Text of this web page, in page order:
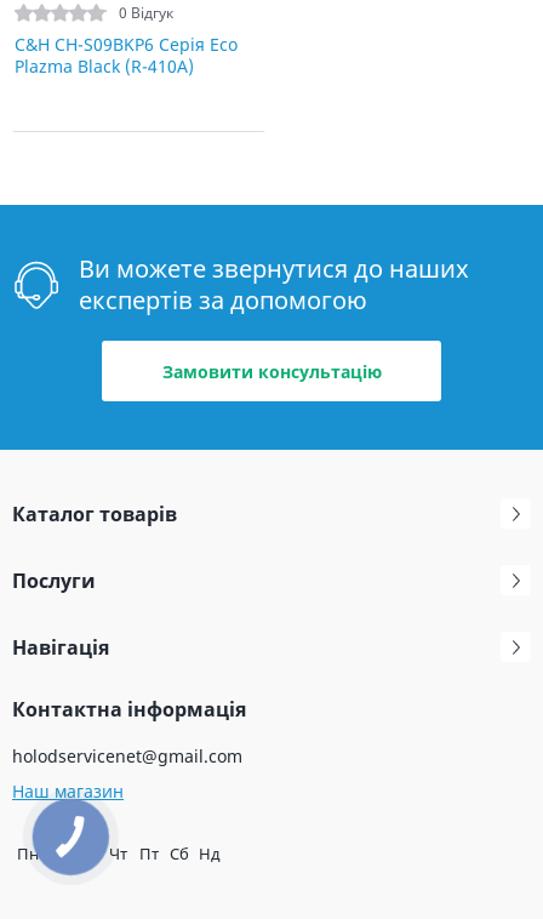
0 Відгук
C&H СH-S09BKP6 Серія Eco
Plazma Black (R-410A)
Ви можете звернутися до наших
експертів за допомогою
Замовити консультацію
Каталог товарів
Послуги
Навігація
Контактна інформація
holodservicenet@gmail.com
Наш магазин
Пн Вт Чт Пт Сб Нд